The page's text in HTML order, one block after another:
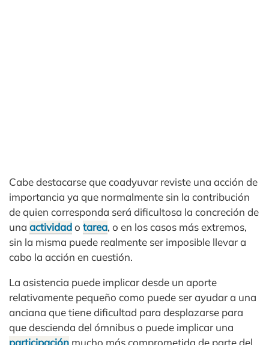
Cabe destacarse que coadyuvar reviste una acción de
importancia ya que normalmente sin la contribución
de quien corresponda será dificultosa la concreción de
una actividado tarea, o en los casos más extremos,
sin la misma puede realmente ser imposible llevar a
cabo la acción en cuestión.
La asistencia puede implicar desde un aporte
relativamente pequeño como puede ser ayudar a una
anciana que tiene dificultad para desplazarse para
que descienda del ómnibus o puede implicar una
participación mucho más comprometida de parte del